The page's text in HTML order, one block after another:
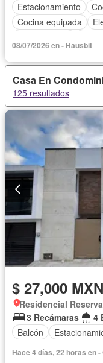
Estacionamiento
Cocina equipada
08/07/2026 en - Hausbit
Casa En
125 resultados
$ 27,000
Residencial
3 Recámaras
4
Balcón
Hace 4 días, 22 horas en